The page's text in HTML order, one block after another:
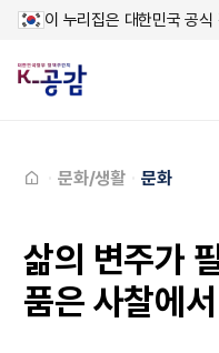
이 누리집은 대한민국 공
문화/생활 문화
삶의 변주가
품은 사찰에